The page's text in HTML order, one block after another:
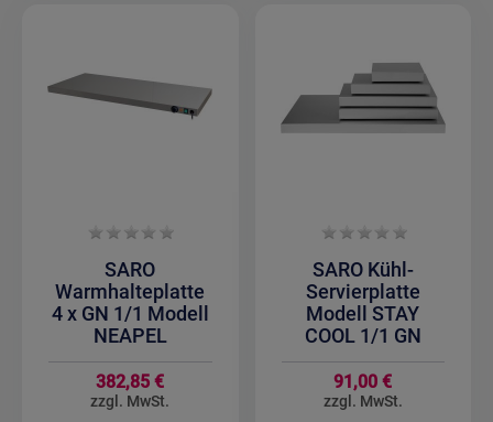
SARO
Warmhalteplatte
4 x GN 1/1 Modell
NEAPEL
382,85 €
SARO Kühl-
Servierplatte
Modell STAY
COOL 1/1 GN
91,00 €